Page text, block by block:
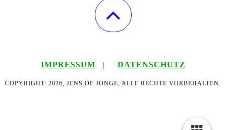
IMPRESSUM | DATENSCHUTZ
COPYRIGHT: 2026, JENS DE JONGE, ALLE RECHTE VORBEHALTEN.